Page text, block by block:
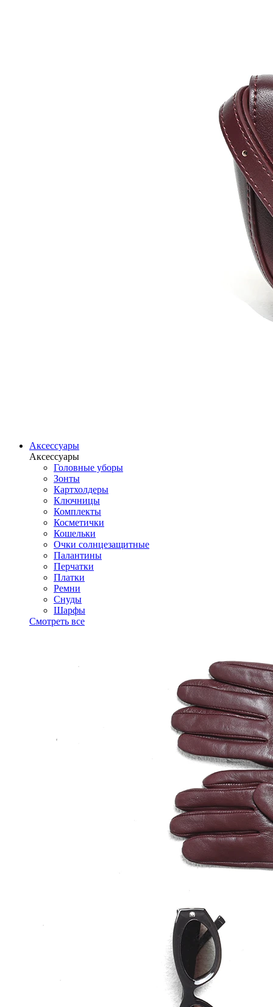
Аксессуары
Аксессуары
Головные уборы
Зонты
Картхолдеры
Ключницы
Комплекты
Косметички
Кошельки
Очки солнцезащитные
Палантины
Перчатки
Платки
Ремни
Снуды
Шарфы
Смотреть все